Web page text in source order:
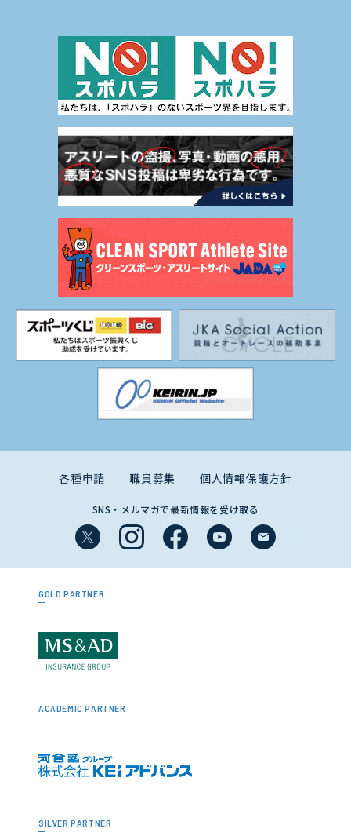
各種申請 職員募集 個人情報保護方針
SNS・メルマガで最新情報を受け取る
GOLD PARTNER
ACADEMIC PARTNER
SILVER PARTNER